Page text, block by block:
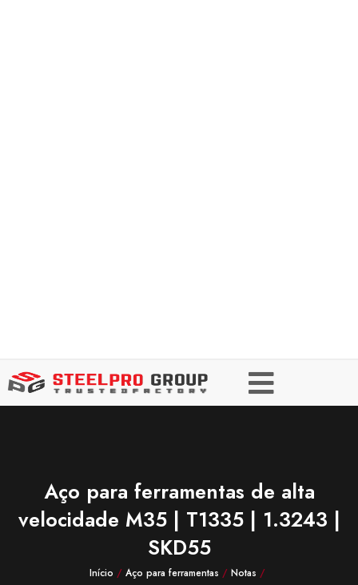
Aço para ferramentas de alta
velocidade M35 | T1335 | 1.3243 |
SKD55
Início / Aço para ferramentas / Notas /